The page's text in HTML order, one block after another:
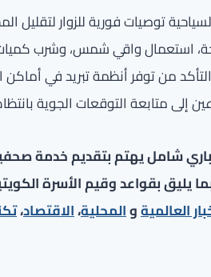
توصيات فورية للزوار لتقليل
استعمال واقي شمس، وشرب
من توفر أنظمة تبريد في أماكن
إلى متابعة التوقعات الجوية
شامل يهتم بتقديم خدمة صحفية
يليق بقواعد وقيم الأسرة
العالميةوالمحلية،الاقتصاد،